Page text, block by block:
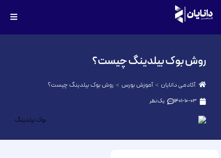
روش بوک بیلدینگ چیست؟
آکادمی دانایان آموزش بورس روش بوک بیلدینگ چیست؟
1401-10-03 یک نظر